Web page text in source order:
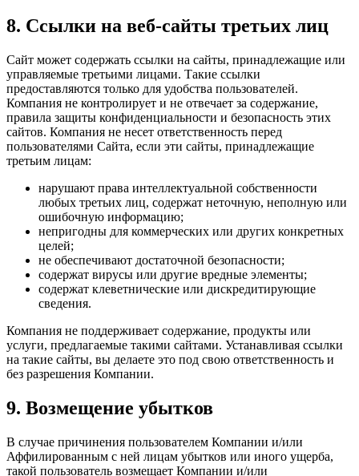
8. Ссылки на веб-сайты третьих лиц
Сайт может содержать ссылки на сайты, принадлежащие или
управляемые третьими лицами. Такие ссылки
предоставляются только для удобства пользователей.
Компания не контролирует и не отвечает за содержание,
правила защиты конфиденциальности и безопасность этих
сайтов. Компания не несет ответственность перед
пользователями Сайта, если эти сайты, принадлежащие
третьим лицам:
нарушают права интеллектуальной собственности
любых третьих лиц, содержат неточную, неполную или
ошибочную информацию;
непригодны для коммерческих или других конкретных
целей;
не обеспечивают достаточной безопасности;
содержат вирусы или другие вредные элементы;
содержат клеветнические или дискредитирующие
сведения.
Компания не поддерживает содержание, продукты или
услуги, предлагаемые такими сайтами. Устанавливая ссылки
на такие сайты, вы делаете это под свою ответственность и
без разрешения Компании.
9. Возмещение убытков
В случае причинения пользователем Компании и/или
Аффилированным с ней лицам убытков или иного ущерба,
такой пользователь возмещает Компании и/или